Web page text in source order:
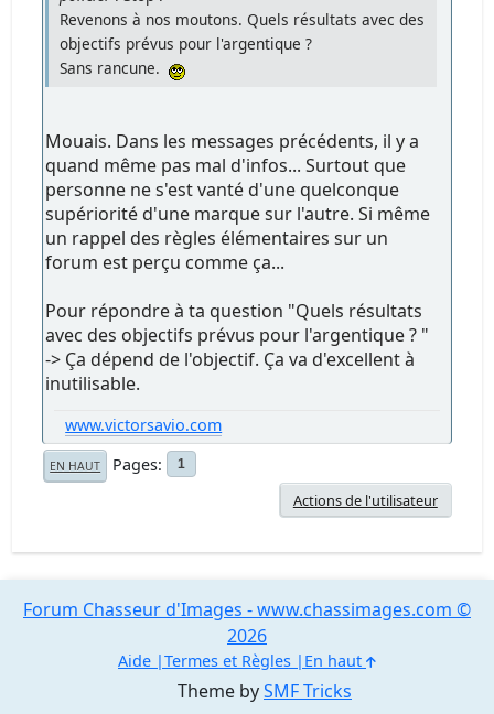
Revenons à nos moutons. Quels résultats avec des
objectifs prévus pour l'argentique ?
Sans rancune.
Mouais. Dans les messages précédents, il y a
quand même pas mal d'infos... Surtout que
personne ne s'est vanté d'une quelconque
supériorité d'une marque sur l'autre. Si même
un rappel des règles élémentaires sur un
forum est perçu comme ça...
Pour répondre à ta question "Quels résultats
avec des objectifs prévus pour l'argentique ? "
-> Ça dépend de l'objectif. Ça va d'excellent à
inutilisable.
www.victorsavio.com
EN HAUT Pages 1
Actions de l'utilisateur
Theme bySMF Tricks
Forum Chasseur d'Images - www.chassimages.com ©
2026
Aide Termes et Règles En haut